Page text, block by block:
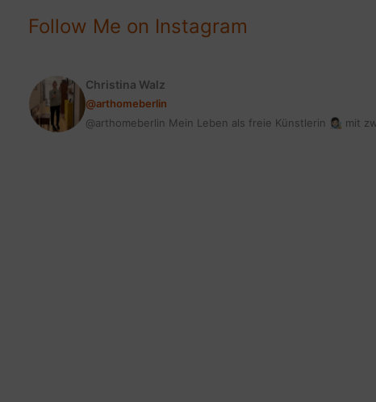
Instagram
Follow Me on Instagram
Christina Walz
@arthomeberlin
@arthomeberlin Mein Leben als freie Künstlerin 👩🏻‍🎨